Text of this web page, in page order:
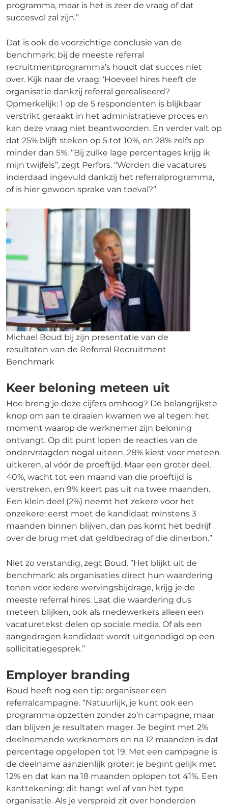
programma, maar is het is zeer de vraag of dat
succesvol zal zijn.”
Dat is ook de voorzichtige conclusie van de
benchmark: bij de meeste referral
recruitmentprogramma’s houdt dat succes niet
over. Kijk naar de vraag: ‘Hoeveel hires heeft de
organisatie dankzij referral gerealiseerd?
Opmerkelijk: 1 op de 5 respondenten is blijkbaar
verstrikt geraakt in het administratieve proces en
kan deze vraag niet beantwoorden. En verder valt op
dat 25% blijft steken op 5 tot 10%, en 28% zelfs op
minder dan 5%. “Bij zulke lage percentages krijg ik
mijn twijfels”, zegt Perfors. “Worden die vacatures
inderdaad ingevuld dankzij het referralprogramma,
of is hier gewoon sprake van toeval?”
Michael Boud bij zijn presentatie van de
resultaten van de Referral Recruitment
Benchmark
Keer beloning meteen uit
Hoe breng je deze cijfers omhoog? De belangrijkste
knop om aan te draaien kwamen we al tegen: het
moment waarop de werknemer zijn beloning
ontvangt. Op dit punt lopen de reacties van de
ondervraagden nogal uiteen. 28% kiest voor meteen
uitkeren, al vóór de proeftijd. Maar een groter deel,
40%, wacht tot een maand van die proeftijd is
verstreken, en 9% keert pas uit na twee maanden.
Een klein deel (2%) neemt het zekere voor het
onzekere: eerst moet de kandidaat minstens 3
maanden binnen blijven, dan pas komt het bedrijf
over de brug met dat geldbedrag of die dinerbon.”
Niet zo verstandig, zegt Boud. ”Het blijkt uit de
benchmark: als organisaties direct hun waardering
tonen voor iedere wervingsbijdrage, krijg je de
meeste referral hires. Laat die waardering dus
meteen blijken, ook als medewerkers alleen een
vacaturetekst delen op sociale media. Of als een
aangedragen kandidaat wordt uitgenodigd op een
sollicitatiegesprek.”
Employer branding
Boud heeft nog een tip: organiseer een
referralcampagne. “Natuurlijk, je kunt ook een
programma opzetten zonder zo’n campagne, maar
dan blijven je resultaten mager. Je begint met 2%
deelnemende werknemers en na 12 maanden is dat
percentage opgelopen tot 19. Met een campagne is
de deelname aanzienlijk groter: je begint gelijk met
12% en dat kan na 18 maanden oplopen tot 41%. Een
kanttekening: dit hangt wel af van het type
organisatie. Als je verspreid zit over honderden